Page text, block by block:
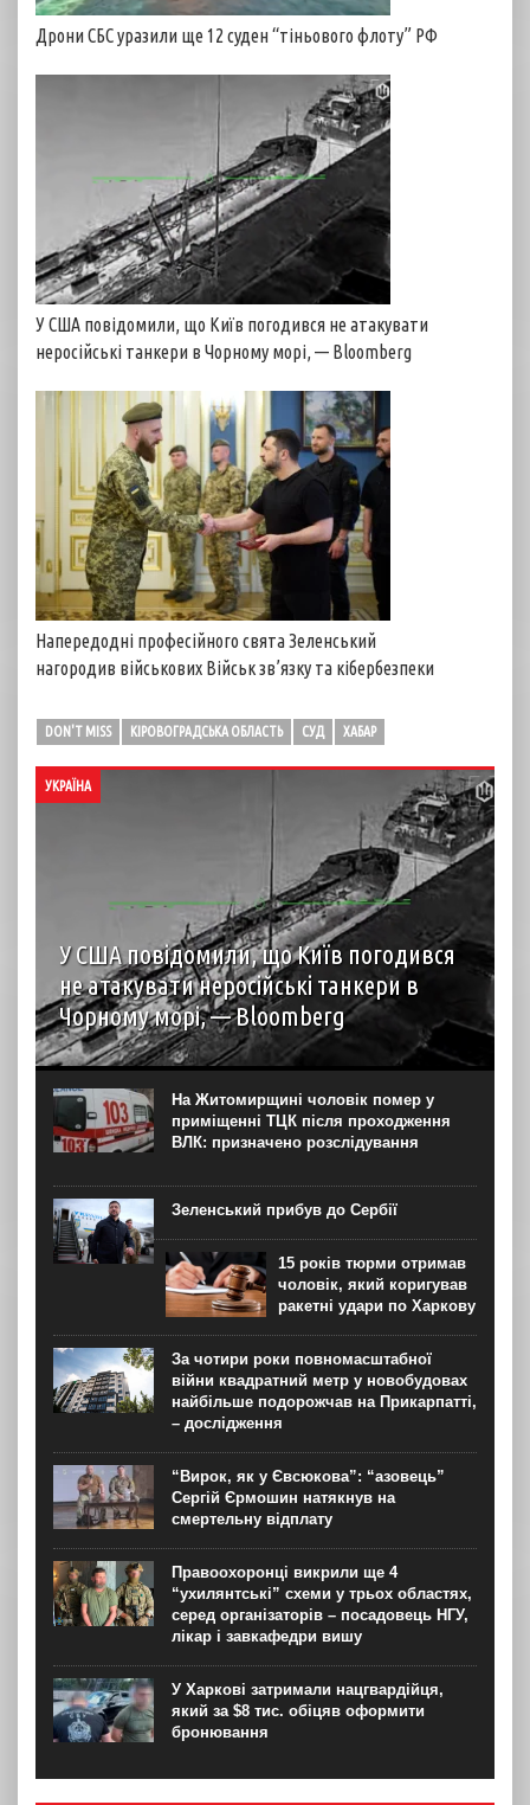
Дрони СБС уразили ще 12 суден “тіньового флоту” РФ
У США повідомили, що Київ погодився не атакувати
неросійські танкери в Чорному морі, — Bloomberg
Напередодні професійного свята Зеленський
нагородив військових Військ зв’язку та кібербезпеки
DON'T MISS КІРОВОГРАДСЬКА ОБЛАСТЬ СУД ХАБАР
УКРАЇНА
У США повідомили, що Київ погодився
не атакувати неросійські танкери в
Чорному морі, — Bloomberg
За словами представника уряду США, Україна
погодилася не завдавати ударів по деяких неросійських
нафтових танкерах та об’єктах інфраструктури Чорного
моря, що мають критичне значення для експорту
казахстанської нафти, після...
На Житомирщині чоловік помер у
приміщенні ТЦК після проходження
ВЛК: призначено розслідування
Зеленський прибув до Сербії
15 років тюрми отримав
чоловік, який коригував
ракетні удари по Харкову
За чотири роки повномасштабної
війни квадратний метр у новобудовах
найбільше подорожчав на Прикарпатті,
– дослідження
“Вирок, як у Євсюкова”: “азовець”
Сергій Єрмошин натякнув на
смертельну відплату
Правоохоронці викрили ще 4
“ухилянтські” схеми у трьох областях,
серед організаторів – посадовець НГУ,
лікар і завкафедри вишу
У Харкові затримали нацгвардійця,
який за $8 тис. обіцяв оформити
бронювання